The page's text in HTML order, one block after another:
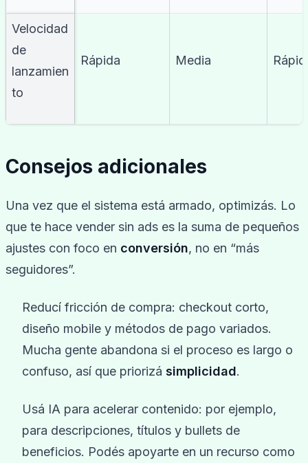
Velocidad
de
lanzamien
to
Rápida Media
Consejos adicionales
Una vez que el sistema está armado, optimizás. Lo
que te hace vender sin ads es la suma de pequeños
ajustes con foco en conversión, no en “más
seguidores”.
Reducí fricción de compra: checkout corto,
diseño mobile y métodos de pago variados.
Mucha gente abandona si el proceso es largo o
confuso, así que priorizá simplicidad.
Usá IA para acelerar contenido: por ejemplo,
para descripciones, títulos y bullets de
beneficios. Podés apoyarte en un recurso como